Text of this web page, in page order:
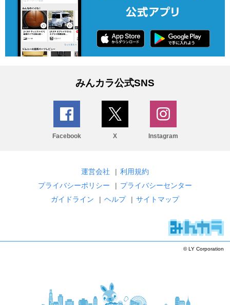
みんカラ公式SNS
Facebook X Instagram
運営会社 | 利用規約
プライバシーポリシー
| プライバシーセンター
ガイドライン
| ヘルプ | サイトマップ
© LY Corporation